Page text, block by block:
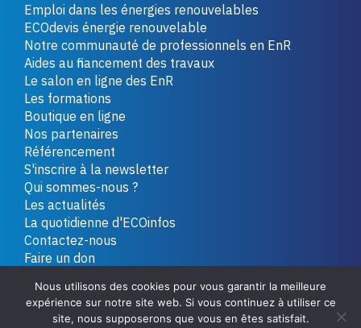
Emploi dans les énergies renouvelables
ECOdevis énergie renouvelable
Notre communauté de professionnels en EnR
Aides au financement des travaux
Le salon en ligne des EnR
Les formations
Boutique en ligne
Nos partenaires
Référencement
S'inscrire à la newsletter
Qui sommes-nous ?
Les actualités
La quotidienne d'ECOinfos
Contactez-nous
Faire un don
Copyright 2026 - Tous droits réservés Plan du site
Nous utilisons des cookies pour vous garantir la meilleure
expérience sur notre site web. Si vous continuez à utiliser ce
site, nous supposerons que vous en êtes satisfait.